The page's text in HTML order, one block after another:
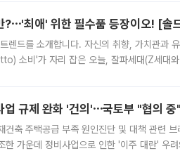
?⋯'최애' 위한 필수품 등장이오! [솔
렌드를 소개합니다. 자신의 취향, 가치관과
소비'가 자리 잡은 오늘, 잘파세대(Z세대
업 규제 완화 '건의'⋯국토부 "협의
건축 주택공급 부족 원인진단 및 대책 관련
한 가운데 정비사업으로 인한 '이주 대란' 우